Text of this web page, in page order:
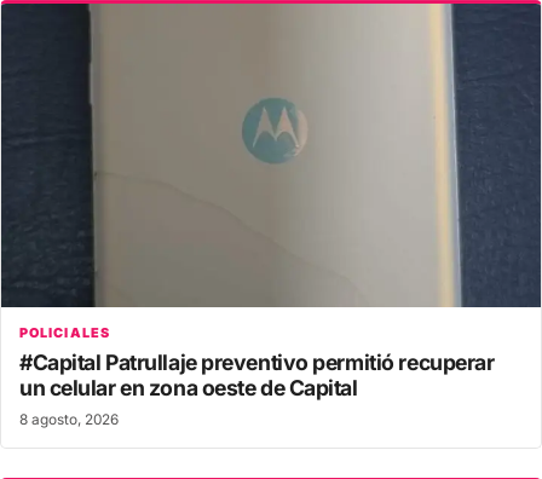
POLICIALES
#Capital Patrullaje preventivo permitió recuperar
un celular en zona oeste de Capital
8 agosto, 2026